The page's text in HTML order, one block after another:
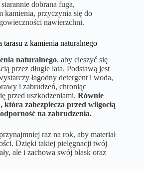
dobrana fuga,
kamienia, przyczynia się do
nawierzchni.
tarasu z kamienia naturalnego
naturalnego, aby cieszyć się
przez długie lata. Podstawą jest
łagodny detergent i woda,
i zabrudzeń, chroniąc
przed uszkodzeniami. Równie
która zabezpiecza przed wilgocią
na zabrudzenia.
raz na rok, aby materiał
Dzięki takiej pielęgnacji twój
ale i zachowa swój blask oraz